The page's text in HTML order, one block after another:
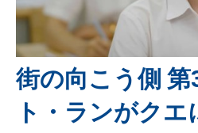
街の向こう側
ト・ランがク